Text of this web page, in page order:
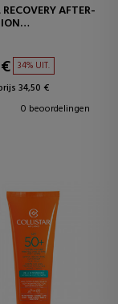
AFTER-
34% UIT.
34,50 €
0 beoordelingen